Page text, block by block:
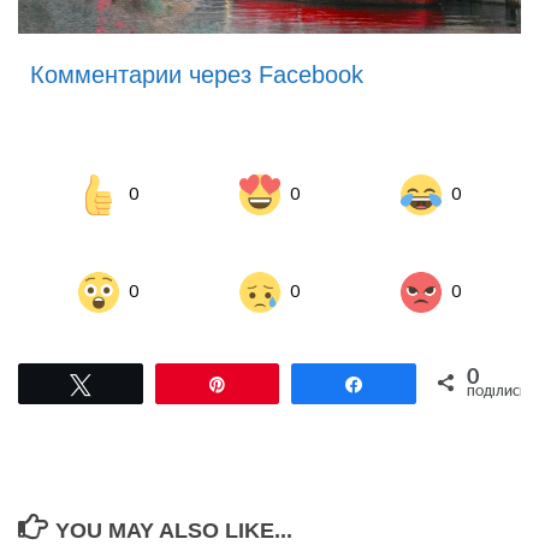
Комментарии через Facebook
0 0 0
0 0 0
Поділитися0
ПОДІЛИСЬ
YOU MAY ALSO LIKE...